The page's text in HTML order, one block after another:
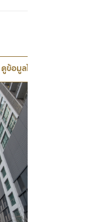
ดูข้อมูลโครงการ